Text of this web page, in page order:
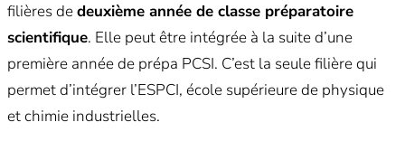
filières dedeuxième année de classe préparatoire
scientifique. Elle peut être intégrée à la suite d’une
première année de prépa PCSI. C’est la seule filière qui
permet d’intégrer l’ESPCI, école supérieure de physique
et chimie industrielles.